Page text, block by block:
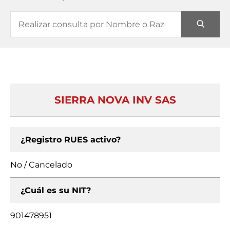
SIERRA NOVA INV SAS
¿Registro RUES activo?
No / Cancelado
¿Cuál es su NIT?
901478951